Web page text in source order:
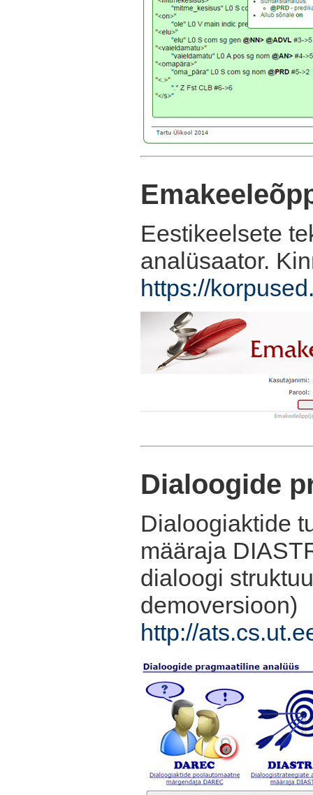
Eestikeelsete
analüsaator.
https://
Dialoogide
Dialoogiaktide
määraja
dialoogi
demoversioon)
http://